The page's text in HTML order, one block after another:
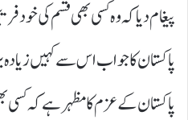
پیغام دیا کہ وہ کسی بھی قسم کی
پاکستان کا جواب اس سے کہیں زیادہ
پاکستان کے عزم کا مظہر ہے کہ کسی